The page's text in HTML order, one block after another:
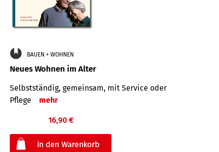
BAUEN + WOHNEN
Neues Wohnen im Alter
Selbstständig, gemeinsam, mit Service oder
Pflege
mehr
16,90 €